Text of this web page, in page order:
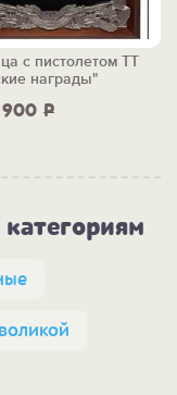
Р
с пистолетом ТТ
награды"